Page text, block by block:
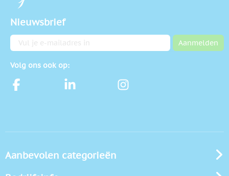
Nieuwsbrief
E-mailadres Aanmelden
Volg ons ook op:
Aanbevolen categorieën